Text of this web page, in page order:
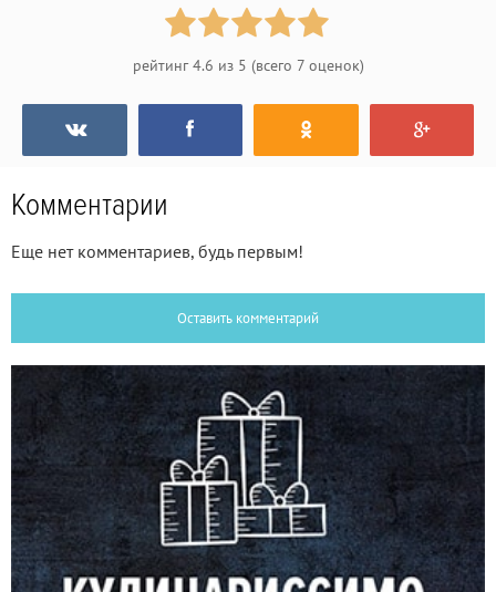
рейтинг4.6 из 5 (всего 7оценок)
Комментарии
Еще нет комментариев, будь первым!
Оставить комментарий